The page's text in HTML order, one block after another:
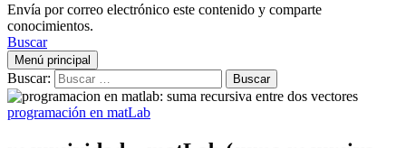
Envía por correo electrónico este contenido y comparte
conocimientos.
Buscar
Menú principal
Buscar:
programación en matLab